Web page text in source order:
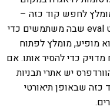
לחפש קוד כזה –
בדרך כלל על ידי חיפוש מחרוזת הטקסט eval שבה משתמשים כדי
מופיע, מומלץ לפתוח
מדויק כדי להסיר אותו. אם
יש אתרי תבניות
כזה שבאופן תיאורטי